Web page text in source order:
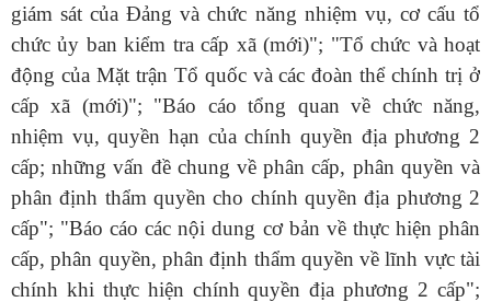
giám sát của Đảng và chức năng nhiệm vụ, cơ cấu tổ
chức ủy ban kiểm tra cấp xã (mới)"; "Tổ chức và hoạt
động của Mặt trận Tổ quốc và các đoàn thể chính trị ở
cấp xã (mới)"; "Báo cáo tổng quan về chức năng,
nhiệm vụ, quyền hạn của chính quyền địa phương 2
cấp; những vấn đề chung về phân cấp, phân quyền và
phân định thẩm quyền cho chính quyền địa phương 2
cấp"; "Báo cáo các nội dung cơ bản về thực hiện phân
cấp, phân quyền, phân định thẩm quyền về lĩnh vực tài
chính khi thực hiện chính quyền địa phương 2 cấp";